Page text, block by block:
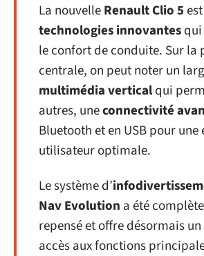
La nouvelleRenault Clio 5
technologies innovantes
le confort de conduite. Sur la
centrale, on peut noter un
multimédia verticalqui
autres, uneconnectivité
Bluetooth et en USB pour une
utilisateur optimale.
Le système d’
Nav Evolution a été
repensé et offre désormais
accès aux fonctions